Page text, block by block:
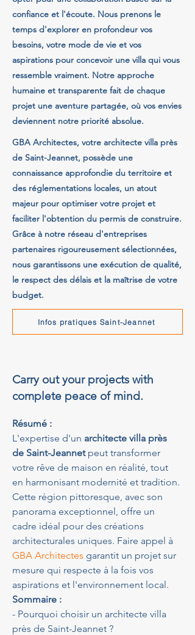
confiance et l'écoute. Nous prenons le
temps d'explorer en profondeur vos
besoins, votre mode de vie et vos
aspirations pour concevoir une villa qui vous
ressemble vraiment. Notre approche
humaine et transparente fait de chaque
projet une aventure partagée, où vos envies
deviennent notre priorité absolue.
GBA Architectes, votre architecte villa près
de Saint-Jeannet, possède une
connaissance approfondie du territoire et
des réglementations locales, un atout
majeur pour optimiser votre projet et
faciliter l'obtention du permis de construire.
Grâce à notre réseau d'entreprises
partenaires rigoureusement sélectionnées,
nous garantissons une exécution de qualité,
le respect des délais et la maîtrise de votre
budget.
Infos pratiques Saint-Jeannet
Carry out your projects with
complete peace of mind.
Résumé :
L'expertise d'un architecte villa près
de Saint-Jeannet peut transformer
votre rêve de maison en réalité, tout
en harmonisant modernité et tradition.
Cette région pittoresque, avec son
panorama exceptionnel, offre un
cadre idéal pour des créations
architecturales uniques. Faire appel à
GBA Architectes garantit un projet sur
mesure qui respecte à la fois vos
aspirations et l'environnement local.
Sommaire :
- Pourquoi choisir un architecte villa
près de Saint-Jeannet ?